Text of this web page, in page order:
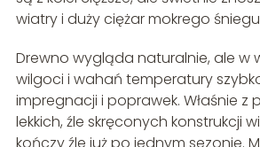
wiatry i duży ciężar mokrego
Drewno wygląda naturalnie, ale w
wilgoci i wahań temperatury
impregnacji i poprawek. Właśnie z
lekkich, źle skręconych konstrukcji
kończy źle już po jednym sezonie.